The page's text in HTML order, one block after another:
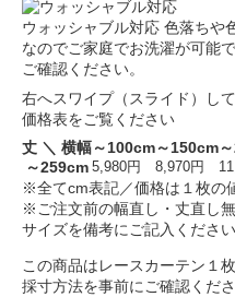
ウォッシャブル対応 色落ちや
なのでご家庭でお洗濯が可能
ご確認ください。
右へスワイプ（スライド）して
価格表をご覧ください
丈 ＼ 横幅～100cm～150cm
～259cm 5,980円 8,970円
※全てcm表記／価格は１枚の
※ご注文前の幅直し・丈直し
サイズを備考にご記入ください
この商品はレースカーテン１枚
採寸方法を事前にご確認くださ